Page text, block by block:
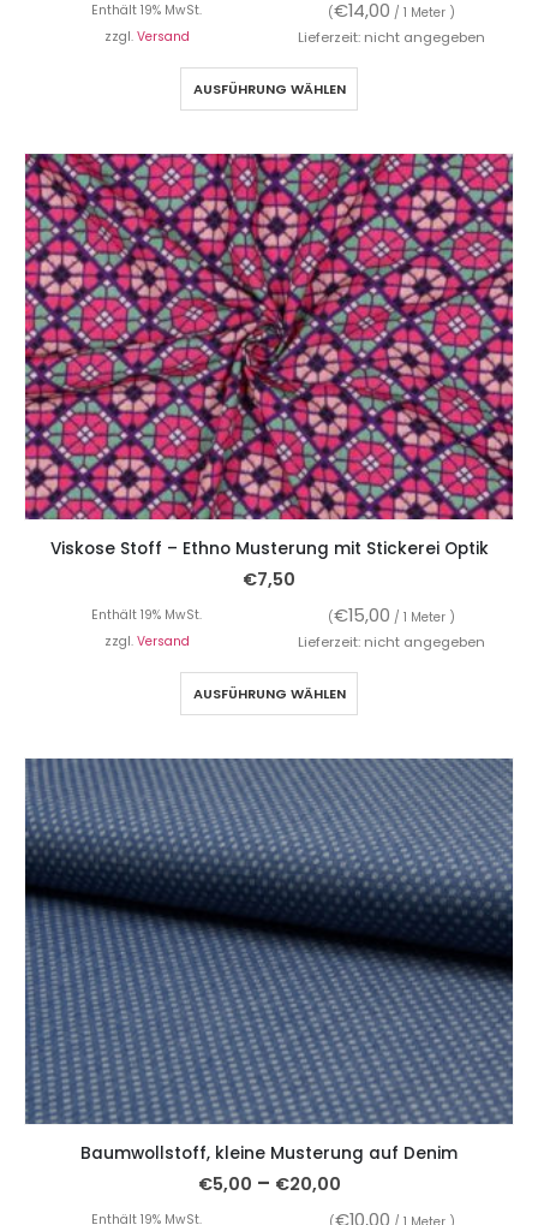
Enthält 19% MwSt. (€14,00 / 1 Meter )
zzgl. Versand Lieferzeit: nicht angegeben
AUSFÜHRUNG WÄHLEN
Viskose Stoff – Ethno Musterung mit Stickerei Optik
€7,50
Enthält 19% MwSt. (€15,00 / 1 Meter )
zzgl. Versand Lieferzeit: nicht angegeben
AUSFÜHRUNG WÄHLEN
Baumwollstoff, kleine Musterung auf Denim
€5,00 – €20,00
Enthält 19% MwSt. €10,00